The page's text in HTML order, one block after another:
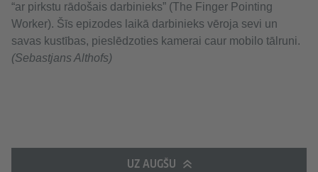
“ar pirkstu rādošais darbinieks” (The Finger Pointing
Worker). Šīs epizodes laikā darbinieks vēroja sevi un
savas kustības, pieslēdzoties kamerai caur mobilo tālruni.
(Sebastjans Althofs)
UZ AUGŠU